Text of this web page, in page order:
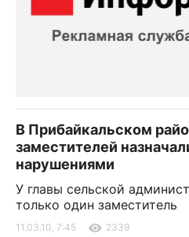
В Прибайкальском
заместителей
нарушениями
У главы сельской
только один заместитель
11.03.10, 7:45 2339